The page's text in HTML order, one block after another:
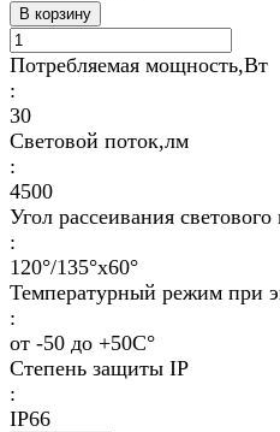
В корзину
Потребляемая мощность,Вт
:
30
Световой поток,лм
:
4500
Угол рассеивания светового
:
120°/135°х60°
Температурный режим при
:
от -50 до +50С°
Степень защиты IP
:
IP66